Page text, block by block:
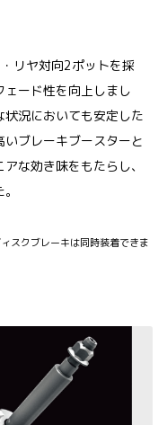
リヤ対向2ポットを採
ード性を向上しまし
況においても安定した
ブレーキブースターと
な効き味をもたらし、
スクブレーキは同時装着できま